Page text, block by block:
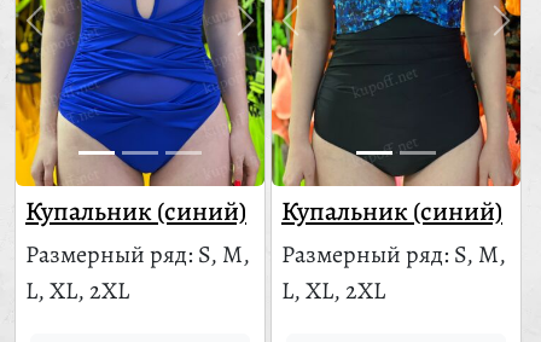
Купальник (синий)
Размерный ряд: S, M,
L, XL, 2XL
Купальник (синий)
Размерный ряд: S, M,
L, XL, 2XL